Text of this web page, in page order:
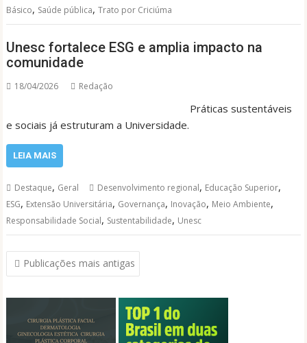
Básico, Saúde pública,Trato por Criciúma
Unesc fortalece ESG e amplia impacto na
comunidade
18/04/2026 Redação
Práticas sustentáveis
e sociais já estruturam a Universidade.
LEIA MAIS
Destaque, Geral Desenvolvimento regional, Educação Superior,
ESG, Extensão Universitária, Governança, Inovação, Meio Ambiente,
Responsabilidade Social, Sustentabilidade, Unesc
Navegação
por
posts
Publicações mais antigas